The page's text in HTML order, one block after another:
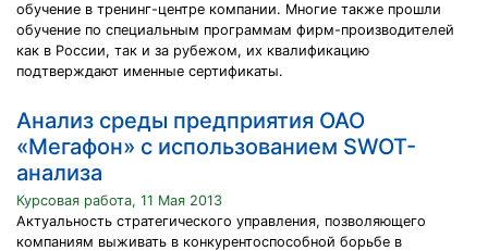
обучение в тренинг-центре компании. Многие также прошли
обучение по специальным программам фирм-производителей
как в России, так и за рубежом, их квалификацию
подтверждают именные сертификаты.
Анализ среды предприятия ОАО
«Мегафон» с использованием SWOT-
анализа
Курсовая работа, 11 Мая 2013
Актуальность стратегического управления, позволяющего
компаниям выживать в конкурентоспособной борьбе в